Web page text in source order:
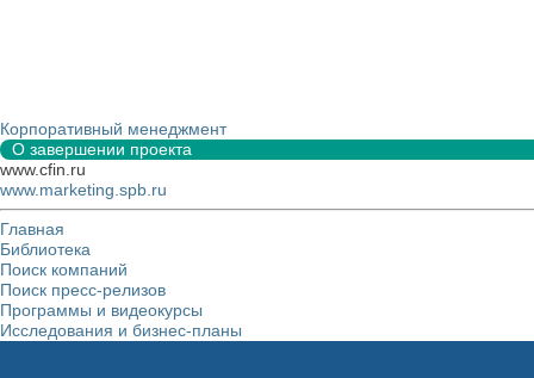
Корпоративный менеджмент
О завершении проекта
www.cfin.ru
www.marketing.spb.ru
Главная
Библиотека
Поиск компаний
Поиск пресс-релизов
Программы и видеокурсы
Исследования и бизнес-планы